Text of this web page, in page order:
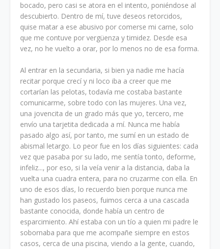
bocado, pero casi se atora en el intento, poniéndose al
descubierto. Dentro de mí, tuve deseos retorcidos,
quise matar a ese abusivo por comerse mi carne, solo
que me contuve por vergüenza y timidez. Desde esa
vez, no he vuelto a orar, por lo menos no de esa forma.
Al entrar en la secundaria, si bien ya nadie me hacía
recitar porque crecí y ni loco iba a creer que me
cortarían las pelotas, todavía me costaba bastante
comunicarme, sobre todo con las mujeres. Una vez,
una jovencita de un grado más que yo, tercero, me
envío una tarjetita dedicada a mí. Nunca me había
pasado algo así, por tanto, me sumí en un estado de
abismal letargo. Lo peor fue en los días siguientes: cada
vez que pasaba por su lado, me sentía tonto, deforme,
infeliz..., por eso, si la veía venir a la distancia, daba la
vuelta una cuadra entera, para no cruzarme con ella. En
uno de esos días, lo recuerdo bien porque nunca me
han gustado los paseos, fuimos cerca a una cascada
bastante conocida, donde había un centro de
esparcimiento. Ahí estaba con un tío a quien mi padre le
sobornaba para que me acompañe siempre en estos
casos, cerca de una piscina, viendo a la gente, cuando,